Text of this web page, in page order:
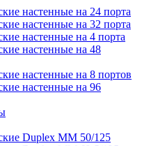
настенные на 24 порта
настенные на 32 порта
настенные на 4 порта
настенные на 48
настенные на 8 портов
настенные на 96
Duplex MM 50/125